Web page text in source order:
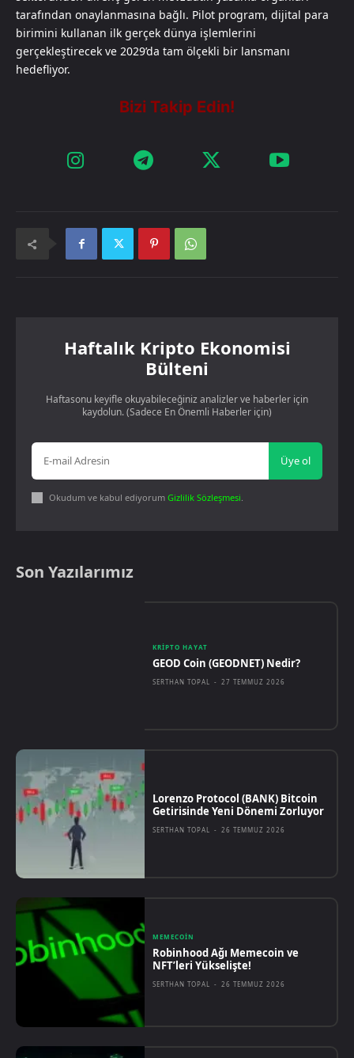
tarafından onaylanmasına bağlı. Pilot program, dijital para
birimini kullanan ilk gerçek dünya işlemlerini
gerçekleştirecek ve 2029’da tam ölçekli bir lansmanı
hedefliyor.
Haftalık Kripto Ekonomisi
Bülteni
Haftasonu keyifle okuyabileceğiniz analizler ve haberler için
kaydolun. (Sadece En Önemli Haberler için)
Üye ol
Okudum ve kabul ediyorum Gizlilik Sözleşmesi.
Son Yazılarımız
KRIPTO HAYAT
GEOD Coin (GEODNET) Nedir?
SERTHAN TOPAL - 27 TEMMUZ 2026
Lorenzo Protocol (BANK) Bitcoin
Getirisinde Yeni Dönemi Zorluyor
SERTHAN TOPAL - 26 TEMMUZ 2026
MEMECOIN
Robinhood Ağı Memecoin ve
NFT’leri Yükselişte!
SERTHAN TOPAL - 26 TEMMUZ 2026